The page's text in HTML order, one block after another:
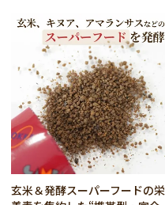
玄米＆発酵スーパーフードの栄